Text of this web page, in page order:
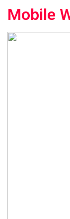
Mobile